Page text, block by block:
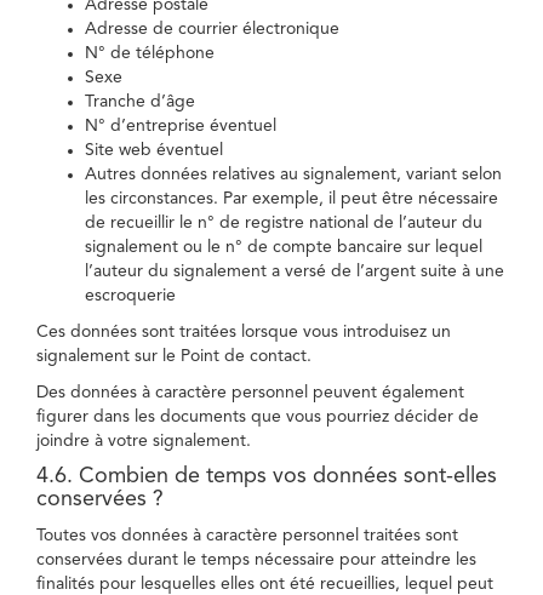
Adresse postale
Adresse de courrier électronique
N° de téléphone
Sexe
Tranche d’âge
N° d’entreprise éventuel
Site web éventuel
Autres données relatives au signalement, variant selon
les circonstances. Par exemple, il peut être nécessaire
de recueillir le n° de registre national de l’auteur du
signalement ou le n° de compte bancaire sur lequel
l’auteur du signalement a versé de l’argent suite à une
escroquerie
Ces données sont traitées lorsque vous introduisez un
signalement sur le Point de contact.
Des données à caractère personnel peuvent également
figurer dans les documents que vous pourriez décider de
joindre à votre signalement.
4.6. Combien de temps vos données sont-elles
conservées ?
Toutes vos données à caractère personnel traitées sont
conservées durant le temps nécessaire pour atteindre les
finalités pour lesquelles elles ont été recueillies, lequel peut